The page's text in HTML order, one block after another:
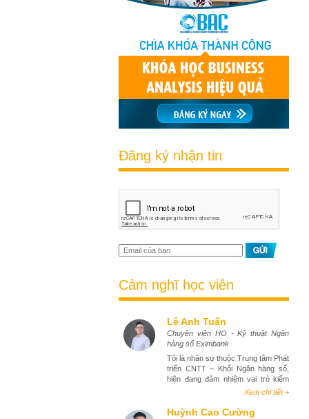
Đăng ký nhận tin
Cảm nghĩ học viên
Lê Anh Tuấn
Chuyên viên HO - Kỹ thuật Ngân
hàng số Eximbank
Tôi là nhân sự thuộc Trung tâm Phát
triển CNTT – Khối Ngân hàng số,
hiện đang đảm nhiệm vai trò kiểm
thử phần mềm (tester). Việc tham
mang lại cho tôi góc nhìn toàn diện
Xem chi tiết +
Huỳnh Cao Cường